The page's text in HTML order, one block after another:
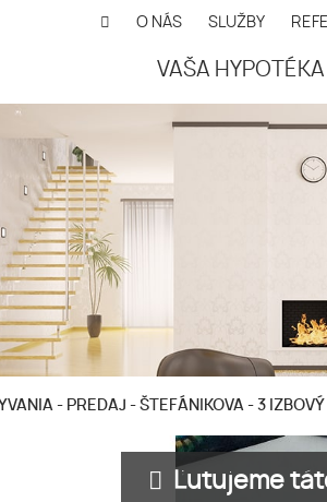
O NÁS SLUŽBY
VAŠA HYPOTÉKA
- PREDAJ - ŠTEFÁNIKOVA - 3
Ľutujeme